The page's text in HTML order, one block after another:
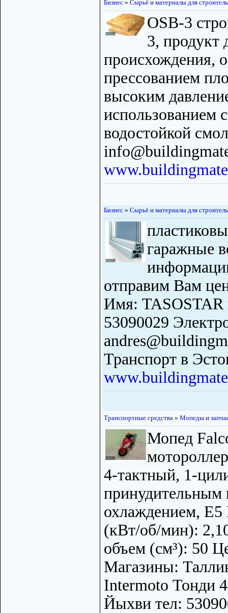
Бизнес » Сырьё и материалы для
OSB-3
3, продукт
происхождения,
прессованием
высоким
использованием
водостойкой
Бизнес » Сырьё и материалы для
гаражные
отправим Вам
Имя: TASOSTAR
53090029
Транспорт в
Транспортные средства » Мопеды и
Мопед
4-тактный, 1-
охлаждением,
(кВт/об/мин):
объем (см³): 50
Магазины:
Intermoto Тонди
Йыхви тел: